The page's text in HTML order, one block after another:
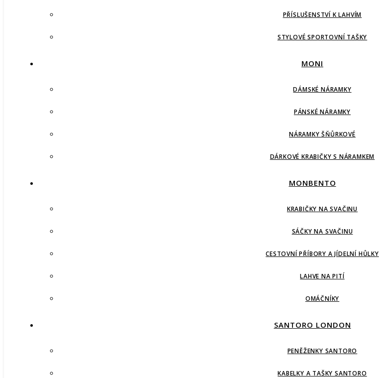
PŘÍSLUŠENSTVÍ K LAHVÍM
STYLOVÉ SPORTOVNÍ TAŠKY
MONI
DÁMSKÉ NÁRAMKY
PÁNSKÉ NÁRAMKY
NÁRAMKY ŠŇŮRKOVÉ
DÁRKOVÉ KRABIČKY S NÁRAMKEM
MONBENTO
KRABIČKY NA SVAČINU
SÁČKY NA SVAČINU
CESTOVNÍ PŘÍBORY A JÍDELNÍ HŮLKY
LAHVE NA PITÍ
OMÁČNÍKY
SANTORO LONDON
PENĚŽENKY SANTORO
KABELKY A TAŠKY SANTORO